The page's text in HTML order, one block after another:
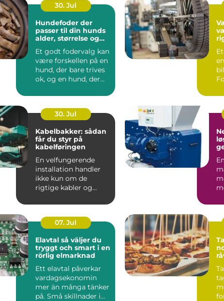
30. Jul
Hundefoder der
passer til din hunds
alder, størrelse og
Et godt fodervalg kan
være forskellen på en
hund, der bare trives
ok, og en hund, der
30. Jul
Kabelbakker: sådan
får du styr på
kabelføringen
En velfungerende
installation handler
ikke kun om de
rigtige kabler og
gennemført kab...
07. Jul
Elavtal så väljer du
tryggt och smart i en
rörlig elmarknad
Ett elavtal påverkar
vardagsekonomin
mer än många tänker
på. Små skillnader i